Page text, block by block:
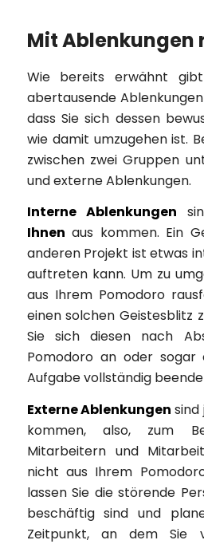
Mit Ablenkungen
Wie bereits erwähnt
abertausende
dass Sie sich dessen
wie damit umzugehen ist.
zwischen zwei Gruppen
und externe Ablenkungen.
Interne Ablenkungen
Ihnen aus kommen. Ein
anderen Projekt ist etwas
auftreten kann. Um zu
aus Ihrem Pomodoro
einen solchen Geistesblitz
Sie sich diesen nach
Pomodoro an oder sogar
Aufgabe vollständig
Externe Ablenkungen sind
kommen, also, zum
Mitarbeitern und
nicht aus Ihrem
lassen Sie die störende
beschäftig sind und
Zeitpunkt, an dem Sie